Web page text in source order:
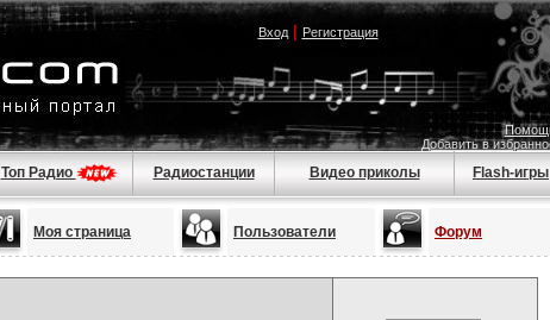
Вход| Регистрация
Добавить в
Топ Радио Радиостанции Видео приколы Flash-игры
Моя страница Пользователи Форум